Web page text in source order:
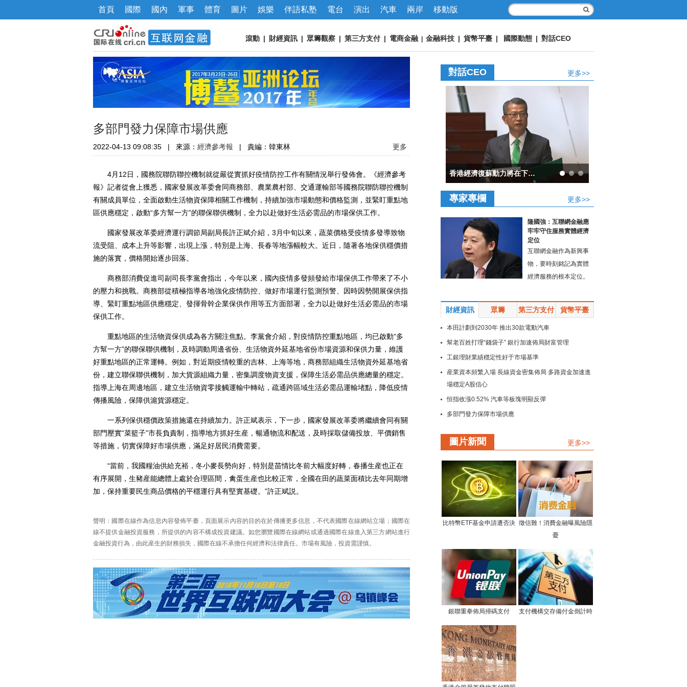
首頁 國際 國內 軍事 體育 圖片 娛樂 伴語私塾 電台 演出 汽車 兩岸 移動版
滾動 | 財經資訊 | 眾籌觀察 | 第三方支付 | 電商金融 金融科技 | 貨幣平臺 | 國際動態 | 對話CEO
多部門發力保障市場供應
2022-04-13 09:08:35 | 來源： 經濟參考報 | 責編：韓東林 更多
4月12日，國務院聯防聯控機制就從嚴從實抓好疫情防控工作有關情況舉行發佈會。《經濟參考
報》記者從會上獲悉，國家發展改革委會同商務部、農業農村部、交通運輸部等國務院聯防聯控機制
有關成員單位，全面啟動生活物資保障相關工作機制，持續加強市場動態和價格監測，並緊盯重點地
區供應穩定，啟動“多方幫一方”的聯保聯供機制，全力以赴做好生活必需品的市場保供工作。
國家發展改革委經濟運行調節局副局長許正斌介紹，3月中旬以來，蔬菜價格受疫情多發導致物
流受阻、成本上升等影響，出現上漲，特別是上海、長春等地漲幅較大。近日，隨著各地保供穩價措
施的落實，價格開始逐步回落。
商務部消費促進司副司長李黨會指出，今年以來，國內疫情多發頻發給市場保供工作帶來了不小
的壓力和挑戰。商務部從積極指導各地強化疫情防控、做好市場運行監測預警、因時因勢開展保供指
導、緊盯重點地區供應穩定、發揮骨幹企業保供作用等五方面部署，全力以赴做好生活必需品的市場
保供工作。
重點地區的生活物資保供成為各方關注焦點。李黨會介紹，對疫情防控重點地區，均已啟動“多
方幫一方”的聯保聯供機制，及時調動周邊省份、生活物資外延基地省份市場資源和保供力量，維護
好重點地區的正常運轉。例如，對近期疫情較重的吉林、上海等地，商務部組織生活物資外延基地省
份，建立聯保聯供機制，加大貨源組織力量，密集調度物資支援，保障生活必需品供應總量的穩定。
指導上海在周邊地區，建立生活物資零接觸運輸中轉站，疏通跨區域生活必需品運輸堵點，降低疫情
傳播風險，保障供滬貨源穩定。
一系列保供穩價政策措施還在持續加力。許正斌表示，下一步，國家發展改革委將繼續會同有關
部門壓實“菜籃子”市長負責制，指導地方抓好生産，暢通物流和配送，及時採取儲備投放、平價銷售
等措施，切實保障好市場供應，滿足好居民消費需要。
“當前，我國糧油供給充裕，冬小麥長勢向好，特別是苗情比冬前大幅度好轉，春播生産也正在
有序展開，生豬産能總體上處於合理區間，禽蛋生産也比較正常，全國在田的蔬菜面積比去年同期增
加，保持重要民生商品價格的平穩運行具有堅實基礎。”許正斌説。
聲明：國際在線作為信息內容發佈平臺，頁面展示內容的目的在於傳播更多信息，不代表國際在線網站立場；國際在
線不提供金融投資服務，所提供的內容不構成投資建議。如您瀏覽國際在線網站或通過國際在線進入第三方網站進行
金融投資行為，由此産生的財務損失，國際在線不承擔任何經濟和法律責任。市場有風險，投資需謹慎。
對話CEO 更多>>
香港經濟復蘇動力將在下半年顯著增強
專家專欄 更多>>
隆國強：互聯網金融應
牢牢守住服務實體經濟
定位
互聯網金融作為新興事
物，要時刻銘記為實體
經濟服務的根本定位。
財經資訊 眾籌 第三方支付 貨幣平臺
本田計劃到2030年 推出30款電動汽車
幫老百姓打理“錢袋子” 銀行加速佈局財富管理
工銀理財業績穩定性好于市場基準
産業資本頻繁入場 長線資金密集佈局 多路資金加速進
場穩定A股信心
恒指收漲0.52% 汽車等板塊明顯反彈
多部門發力保障市場供應
穩鏈強鏈承壓而上 疏堵點解難點 保供穩産精準發力
圖片新聞 更多>>
比特幣ETF基金申請遭否決 徵信難！消費金融曝風險隱
憂
銀聯重拳佈局掃碼支付 支付機構交存備付金倒計時